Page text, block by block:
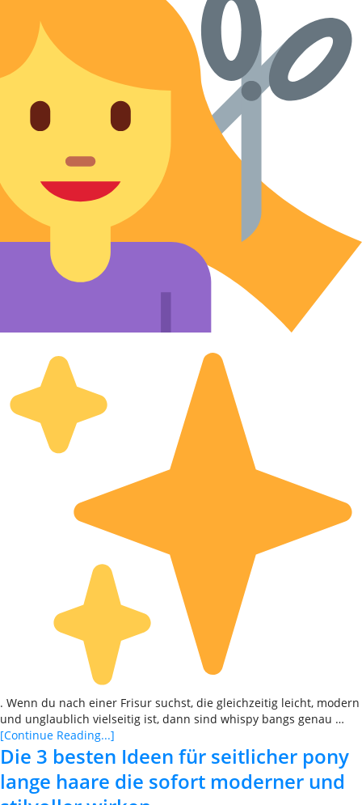
. Wenn du nach einer Frisur suchst, die gleichzeitig leicht, modern
und unglaublich vielseitig ist, dann sind whispy bangs genau …
[Continue Reading...]
Die 3 besten Ideen für seitlicher pony
lange haare die sofort moderner und